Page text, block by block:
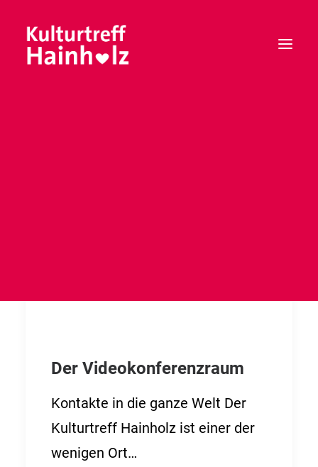
Der Videokonferenzraum
Kontakte in die ganze Welt Der
Kulturtreff Hainholz ist einer der
wenigen Ort…